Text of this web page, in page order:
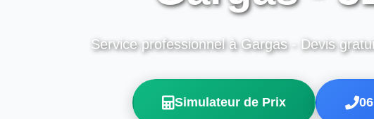
Service professionnel à Gargas - Devis
Simulateur de Prix